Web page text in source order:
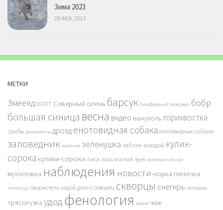
Зима 2023
28 ФЕВ, 2023
МЕТКИ
ЗмееядООПТ Северный олень барсук биосферный резерват бобр
большая синица весна видео выхухоль горихвостка
грибы документы дрозд енотовидная собака енотовидные собаки
заповедник зарянка зеленушка зяблик козодой кулик-
сорока кулики-сороки лиса лось малый зуек мохноногий сыч
мухоловка наблюдения новости норка пеночка
питомцы свиристельседой дятел скворец скворцы снегирь тетерева
трясогузка удод фенология хорек чиж